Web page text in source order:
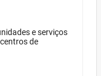
e serviços
de